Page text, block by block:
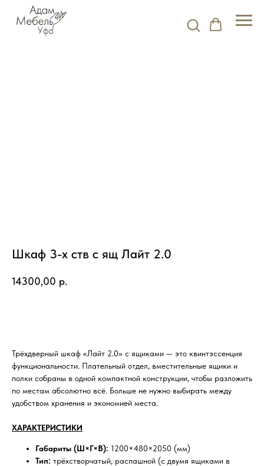
Шкаф 3-х ств с ящ Лайт 2.0
14300,00 р.
Трёхдверный шкаф «Лайт 2.0» с ящиками — это квинтэссенция
функциональности. Плательный отдел, вместительные ящики и
полки собраны в одной компактной конструкции, чтобы разложить
по местам абсолютно всё. Больше не нужно выбирать между
удобством хранения и экономией места.
ХАРАКТЕРИСТИКИ
Габариты (Ш×Г×В): 1200×480×2050 (мм)
Тип: трёхстворчатый, распашной (с двумя ящиками в